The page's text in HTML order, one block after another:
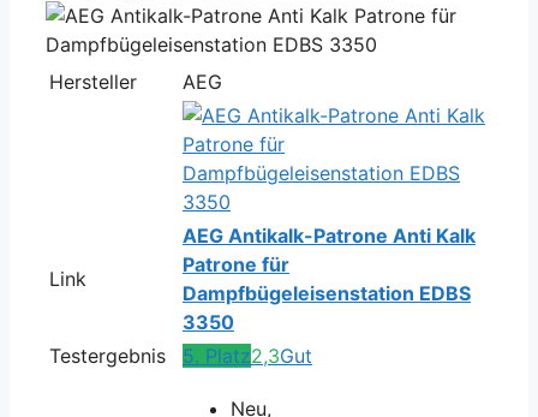
Hersteller AEG
Link
AEG Antikalk-Patrone Anti Kalk
Patrone für
Dampfbügeleisenstation EDBS
3350
Testergebnis
5. Platz2,3Gut
Neu,